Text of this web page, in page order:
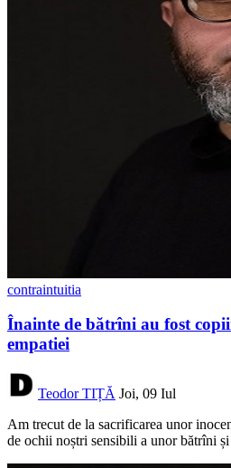
contraintuitia
Înainte de bătrîni au fost
empatiei
Teodor TIȚĂ Joi, 09 Iul
Am trecut de la sacrificarea unor
de ochii noștri sensibili a unor bătrîni